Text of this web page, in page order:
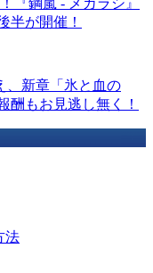
『鋼嵐 - メカラシ』
半が開催！
、新章「氷と血の
酬もお見逃し無く！
法